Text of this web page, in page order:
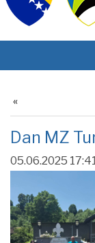
Dan MZ
05.06.2025 17:41